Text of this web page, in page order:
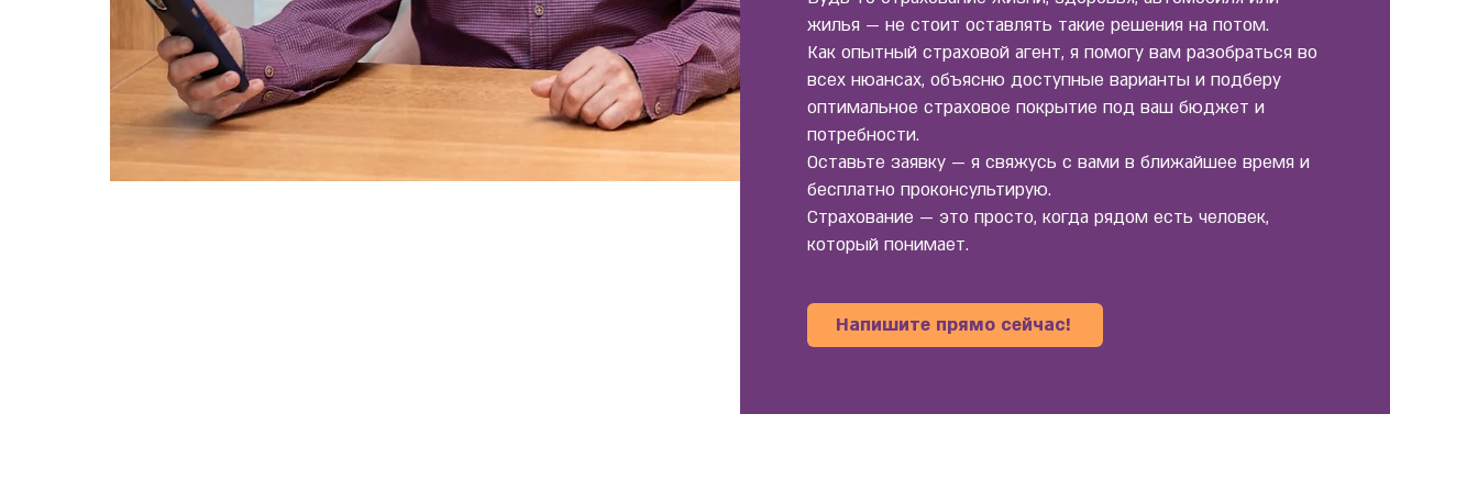
жилья — не стоит оставлять такие решения на потом.
Как опытный страховой агент, я помогу вам разобраться во
всех нюансах, объясню доступные варианты и подберу
оптимальное страховое покрытие под ваш бюджет и
потребности.
Оставьте заявку — я свяжусь с вами в ближайшее время и
бесплатно проконсультирую.
Страхование — это просто, когда рядом есть человек,
который понимает.
Напишите прямо сейчас!